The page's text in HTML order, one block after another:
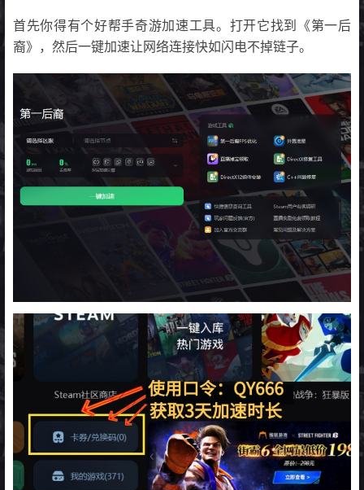
首先你得有个好帮手奇游加速工具。打开它找到《第一后
裔》，然后一键加速让网络连接快如闪电不掉链子。